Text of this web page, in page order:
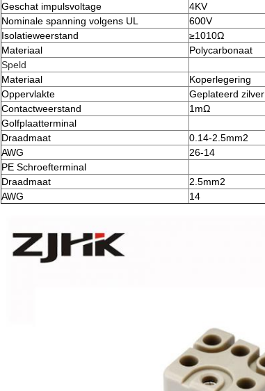
Geschat impulsvoltage
4KV
Nominale spanning volgens UL
600V
Isolatieweerstand
≥1010Ω
Materiaal
Polycarbonaat
Speld
Materiaal
Koperlegering
Oppervlakte
Geplateerd zilver
Contactweerstand
1mΩ
Golfplaatterminal
Draadmaat
0.14-2.5mm2
AWG
26-14
PE Schroefterminal
Draadmaat
2.5mm2
AWG
14